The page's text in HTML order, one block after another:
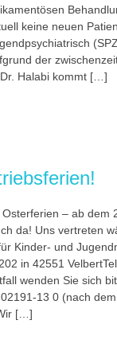
keine neuen
der
Halabi kommt […]
– ab dem
da! Uns vertreten
Kinder- und
in 42551
wenden Sie sich
13 0 (nach
[…]